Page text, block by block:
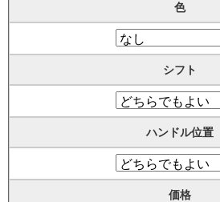
色
シフト
ハンドル位置
価格